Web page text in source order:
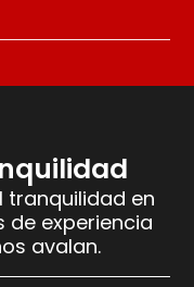
tranquilidad en
de experiencia
avalan.